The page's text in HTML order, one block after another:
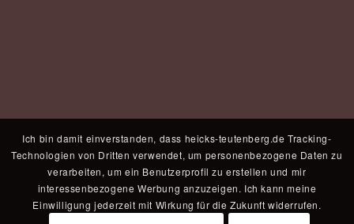
Ich bin damit einverstanden, dass heicks-teutenberg.de Tracking-
Technologien von Dritten verwendet, um personenbezogene Daten zu
verarbeiten, um ein Benutzerprofil zu erstellen und mir
interessenbezogene Werbung anzuzeigen. Ich kann meine
Einwilligung jederzeit mit Wirkung für die Zukunft widerrufen.